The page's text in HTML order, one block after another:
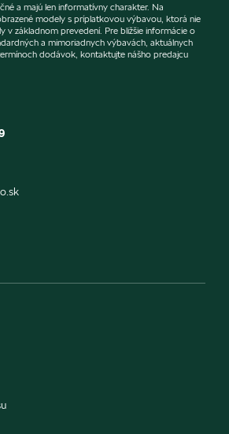
a majú len informatívny charakter. Na
modely s príplatkovou výbavou, ktorá nie
v základnom prevedení. Pre bližšie informácie o
a mimoriadnych výbavách, aktuálnych
dodávok, kontaktujte nášho predajcu